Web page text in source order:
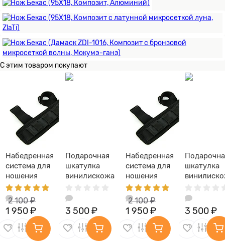
С этим товаром покупают
Набедренная
система для
ношения
ножа НСН-1
2 100 ₽
1 950 ₽
Подарочная
шкатулка
винилискожа
3 500 ₽
Набедренная
система для
ношения
ножа НСН-1
2 100 ₽
1 950 ₽
шкатулка
3 500 ₽